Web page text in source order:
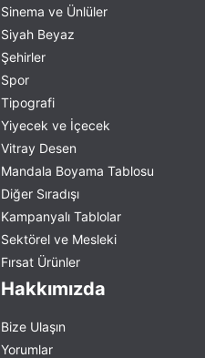
Sinema ve Ünlüler
Siyah Beyaz
Şehirler
Spor
Tipografi
Yiyecek ve İçecek
Vitray Desen
Mandala Boyama Tablosu
Diğer Sıradışı
Kampanyalı Tablolar
Sektörel ve Mesleki
Fırsat Ürünler
Hakkımızda
Bize Ulaşın
Yorumlar